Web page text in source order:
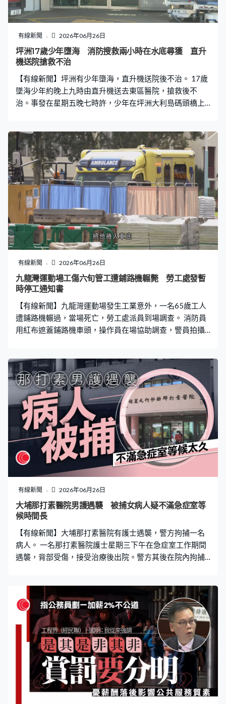
有線新聞 2026年06月26日
坪洲17歲少年墮海 消防搜救兩小時在水底尋獲 直升
機送院搶救不治
【有線新聞】坪洲有少年墮海，直升機送院後不治。 17歲
墜海少年約晚上九時由直升機送去東區醫院，搶救後不
治。事發在星期五晚七時許，少年在坪洲大利島碼頭橋上
有線新聞 2026年06月26日
九龍灣運動場工傷六旬管工遭鋪路機輾斃 勞工處發暫
時停工通知書
【有線新聞】九龍灣運動場發生工業意外，一名65歲工人
遭鋪路機輾過，當場死亡，勞工處派員到場調查。 消防員
用紅布遮蓋鋪路機車頭，操作員在場協助調查，警員拍攝
車時撞到工友，將他捲入車底，他的頭部重創昏迷，消防
員到場將他救出證實已經死亡。 工業傷亡權益會總幹事蕭
倩文：「工友65歲，從事瀝青鋪設工作都一段長時間，可
能超過30年。他是一個管工，而今日這個工程相信是最後
一日鋪瀝青。」 工權會建議在機械安裝感應器，當發現物
件太近就發出警報、甚至停機，避免意外發生。 勞工處已
向涉事地盤承建商發出暫時停工通知書，停止地盤使用所
有負荷物移動機，直至另行通知，並向死者家屬致以深切
慰問。
有線新聞 2026年06月26日
大埔那打素醫院男護遇襲 被捕女病人疑不滿急症室等
候時間長
【有線新聞】大埔那打素醫院有護士遇襲，警方拘捕一名
病人。 一名那打素醫院護士星期三下午在急症室工作期間
遇襲，背部受傷，接受治療後出院。警方其後在院內拘捕